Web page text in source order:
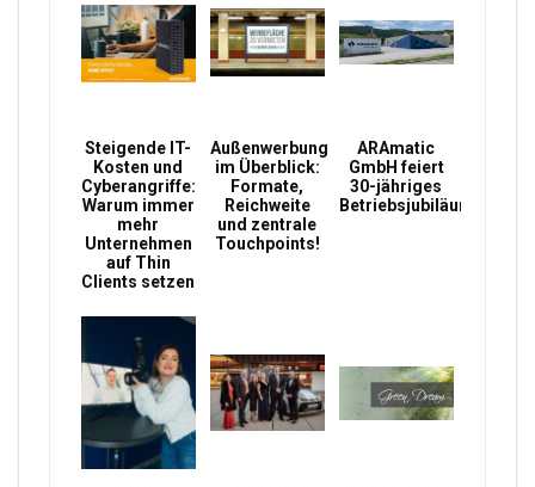
Steigende IT-
Kosten und
Cyberangriffe:
Warum immer
mehr
Unternehmen
auf Thin
Clients setzen
Außenwerbung
im Überblick:
Formate,
Reichweite
und zentrale
Touchpoints!
ARAmatic
GmbH feiert
30-jähriges
Betriebsjubiläum